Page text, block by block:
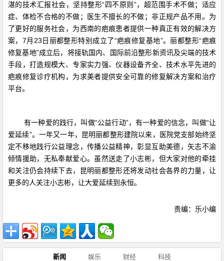
湛的技术汇报社会，坚持整形“四不原则”，超范围手术不做；适应
症、体检不合格的不做；医生不擅长的不做；非正规产品不用。为
了更好的服务社会，为西南的疤痕患者提供一种真正有效的解决方
案，7月23日丽都整形特别成立了“疤痕修复基地”。丽都整形“疤痕
修复基地”成立后，将接轨国内、国际前沿整形新资讯及尖端的技术
手段，打造规模大、专家实力强、仪器设备齐全、技术水平先进的
疤痕修复诊疗机构，为求美者提供安全可靠的修复解决方案和治疗
平台。
有一种爱的践行，叫做“公益行动”，有一种爱的信念，叫做“让
爱延续”。一年又一年，昆明丽都整形建院以来，医院党支部始终坚
定不移地践行公益理念，传播公益精神，彰显互助美德，矢志不渝
倾情援助，无私奉献爱心。虽然送走了小志彬，但大家对他的牵挂
和关注仍会持续下去，昆明丽都整形还将发动社会各界的力量，让
更多的人关注小志彬，让大爱延续到永恒。
责编：乐小编
新闻 娱乐 财经 科技